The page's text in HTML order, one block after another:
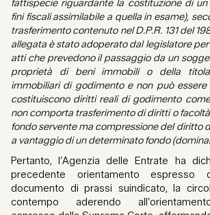
fattispecie riguardante la costituzione di
fini fiscali assimilabile a quella in esame),
trasferimento contenuto nel D.P.R. 131 del
allegata è stato adoperato dal legislatore
atti che prevedono il passaggio da un
proprietà di beni immobili o della
immobiliari di godimento e non può
costituiscono diritti reali di godimento
non comporta trasferimento di diritti o
fondo servente ma compressione del diritto
a vantaggio di un determinato fondo
Pertanto, l’Agenzia delle Entrate ha
precedente orientamento espresso
documento di prassi suindicato, la
contempo aderendo